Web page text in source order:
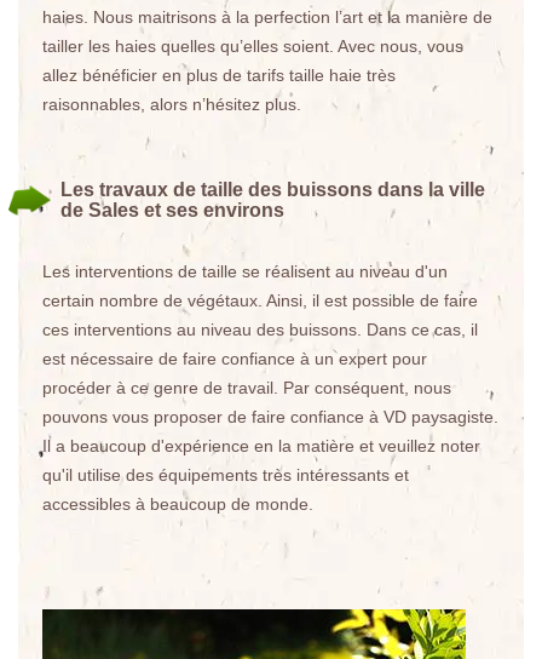
haies. Nous maitrisons à la perfection l’art et la manière de
tailler les haies quelles qu’elles soient. Avec nous, vous
allez bénéficier en plus de tarifs taille haie très
raisonnables, alors n’hésitez plus.
Les travaux de taille des buissons dans la ville
de Sales et ses environs
Les interventions de taille se réalisent au niveau d'un
certain nombre de végétaux. Ainsi, il est possible de faire
ces interventions au niveau des buissons. Dans ce cas, il
est nécessaire de faire confiance à un expert pour
procéder à ce genre de travail. Par conséquent, nous
pouvons vous proposer de faire confiance à VD paysagiste.
Il a beaucoup d'expérience en la matière et veuillez noter
qu'il utilise des équipements très intéressants et
accessibles à beaucoup de monde.